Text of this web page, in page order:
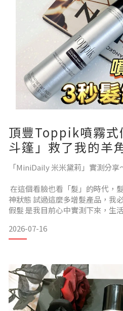
頂豐Toppik噴霧式
斗篷」救了我的羊
「MiniDaily 米米黛莉」實測分享
在這個看臉也看「髮」的時代，
神狀態 試過這麼多增髮產品，我
假髮 是我目前心中實測下來，生
身為一個每天在文字、腳本與生活
子」，我以前總覺得落髮是中年
塊空空的「羊角區」是什麼？為
薪水漲幅還快？還有那個像莫西
幾週沒
2026-07-16